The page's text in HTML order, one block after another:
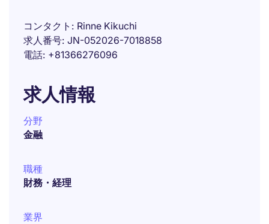
コンタクト
Rinne Kikuchi
求人番号 JN-052026-7018858
電話 +81366276096
求人情報
分野
金融
職種
財務・経理
業界